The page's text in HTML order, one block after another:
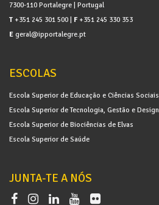
7300-110 Portalegre | Portugal
T +351 245 301 500 | F +351 245 330 353
E geral@ipportalegre.pt
ESCOLAS
Escola Superior de Educação e Ciências Sociais
Escola Superior de Tecnologia, Gestão e Design
Escola Superior de Biociências de Elvas
Escola Superior de Saúde
JUNTA-TE A NÓS